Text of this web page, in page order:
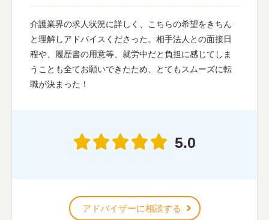
介護業界の求人状況に詳しく、こちらの希望をきちん
と理解しアドバイスくださった。相手法人との面接日
程や、履歴書の用意等、就労中だと負担に感じてしま
うことも全てお願いできたため、とてもスムーズに転
職が決まった！
5.0
アドバイザーに相談する